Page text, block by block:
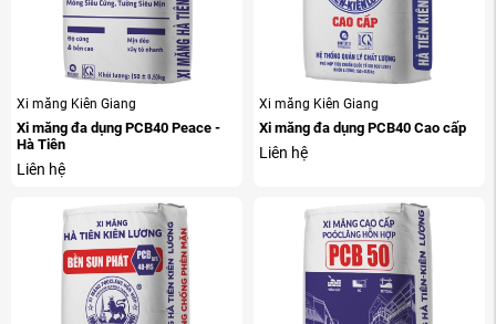
Xi măng Kiên Giang
Xi măng đa dụng PCB40 Peace -
Hà Tiên
Liên hệ
Xi măng Kiên Giang
Xi măng đa dụng PCB40 Cao cấp
Liên hệ